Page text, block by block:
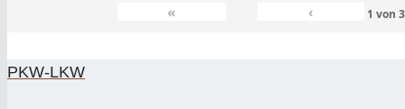
« ‹ 1 von
PKW-LKW